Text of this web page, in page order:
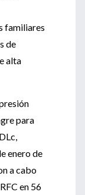
familiares
de
alta
para
enero de
a cabo
en 56